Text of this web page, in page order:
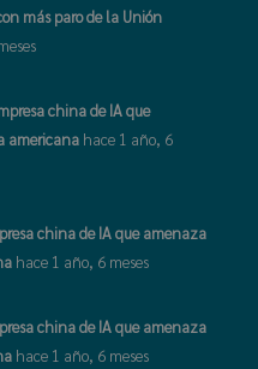
más paro de la Unión
china de IA que
americana hace 1 año, 6
china de IA que amenaza
hace 1 año, 6 meses
china de IA que amenaza
hace 1 año, 6 meses